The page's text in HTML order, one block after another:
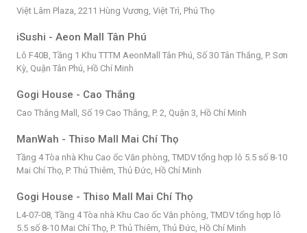
Việt Lâm Plaza, 2211 Hùng Vương, Việt Trì, Phú Thọ
iSushi - Aeon Mall Tân Phú
Lô F40B, Tầng 1 Khu TTTM AeonMall Tân Phú, Số 30 Tân Thắng, P. Sơn
Kỳ, Quận Tân Phú, Hồ Chí Minh
Gogi House - Cao Thắng
Cao Thắng Mall, Số 19 Cao Thắng, P. 2, Quận 3, Hồ Chí Minh
ManWah - Thiso Mall Mai Chí Thọ
Tầng 4 Tòa nhà Khu Cao ốc Văn phòng, TMDV tổng hợp lô 5.5 số 8-10
Mai Chí Thọ, P. Thủ Thiêm, Thủ Đức, Hồ Chí Minh
Gogi House - Thiso Mall Mai Chí Thọ
L4-07-08, Tầng 4 Tòa nhà Khu Cao ốc Văn phòng, TMDV tổng hợp lô
5.5 số 8-10 Mai Chí Thọ, P. Thủ Thiêm, Thủ Đức, Hồ Chí Minh